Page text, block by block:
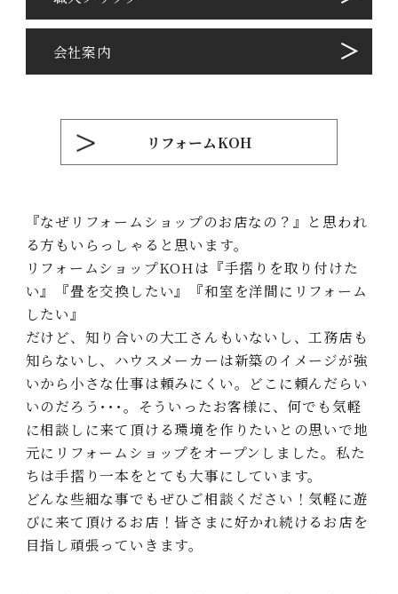
会社案内
リフォームKOH
『なぜリフォームショップのお店なの？』と思われ
る⽅もいらっしゃると思います。
リフォームショップKOHは『⼿摺りを取り付けた
い』『畳を交換したい』『和室を洋間にリフォーム
したい』
だけど、知り合いの⼤⼯さんもいないし、⼯務店も
知らないし、ハウスメーカーは新築のイメージが強
いから⼩さな仕事は頼みにくい。どこに頼んだらい
いのだろう･･･。そういったお客様に、何でも気軽
に相談しに来て頂ける環境を作りたいとの思いで地
元にリフォームショップをオープンしました。私た
ちは⼿摺り⼀本をとても⼤事にしています。
どんな些細な事でもぜひご相談ください！気軽に遊
びに来て頂けるお店！皆さまに好かれ続けるお店を
⽬指し頑張っていきます。